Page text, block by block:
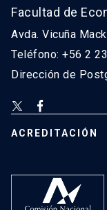
Facultad de
Avda. Vicuña
Teléfono: +56 2
Dirección de
ACREDITACIÓN